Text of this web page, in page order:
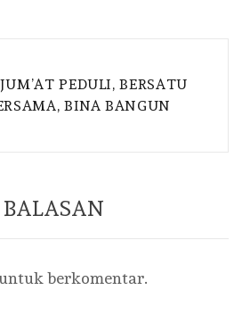
PEDULI, BERSATU
BINA BANGUN
berkomentar.